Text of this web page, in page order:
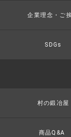
企業理念・ご
SDGs
村の鍛冶屋
商品Q&A